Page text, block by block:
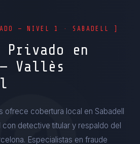
— NIVEL 1 · SABADELL ]
Privado en
Vallès
ofrece cobertura local en Sabadell
detective titular y respaldo del
Especialistas en fraude